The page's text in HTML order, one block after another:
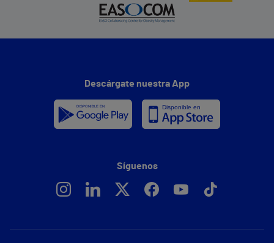
Descárgate nuestra App
Síguenos